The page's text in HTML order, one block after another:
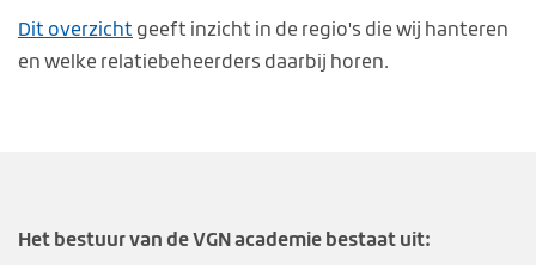
Dit overzicht geeft inzicht in de regio's die wij hanteren
en welke relatiebeheerders daarbij horen.
Het bestuur van de VGN academie bestaat uit: